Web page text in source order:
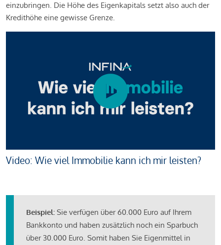
einzubringen. Die Höhe des Eigenkapitals setzt also auch der
Kredithöhe eine gewisse Grenze.
Video: Wie viel Immobilie kann ich mir leisten?
Beispiel: Sie verfügen über 60.000 Euro auf Ihrem
Bankkonto und haben zusätzlich noch ein Sparbuch
über 30.000 Euro. Somit haben Sie Eigenmittel in